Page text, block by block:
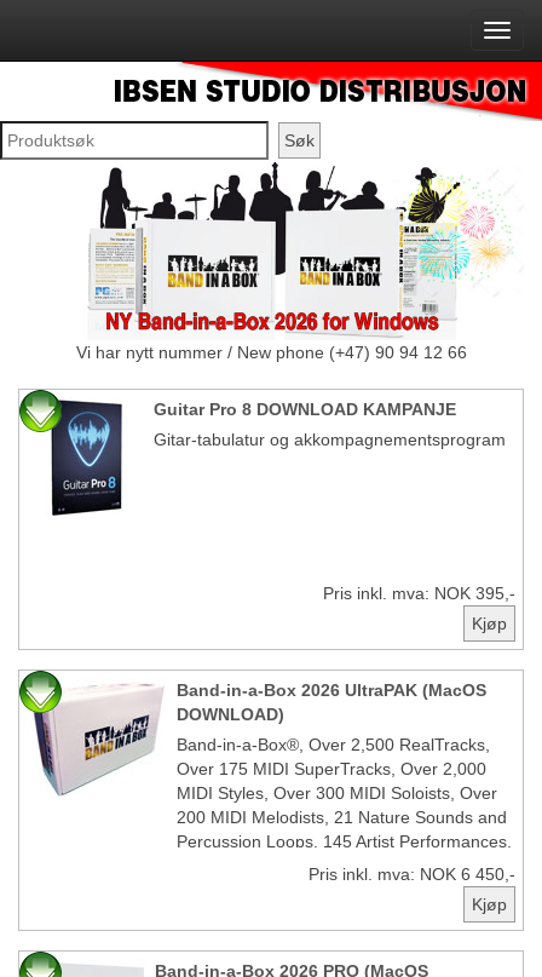
Vi har nytt nummer / New phone (+47) 90 94 12 66
Guitar Pro 8 DOWNLOAD KAMPANJE
Gitar-tabulatur og akkompagnementsprogram
Pris inkl. mva: NOK 395,-
Band-in-a-Box 2026 UltraPAK (MacOS
DOWNLOAD)
Band-in-a-Box®, Over 2,500 RealTracks,
Over 175 MIDI SuperTracks, Over 2,000
MIDI Styles, Over 300 MIDI Soloists, Over
200 MIDI Melodists, 21 Nature Sounds and
Percussion Loops, 145 Artist Performances,
1,000 Dubstep, Modern and Top 40 Loops,
Pris inkl. mva: NOK 6 450,-
Band-in-a-Box 2026 PRO (MacOS